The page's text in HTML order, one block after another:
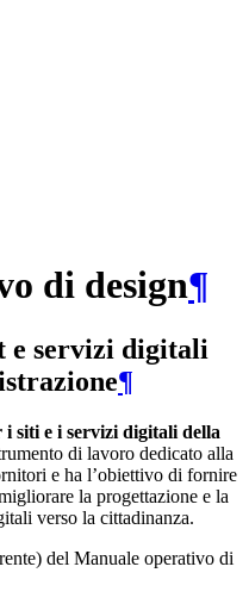
di design¶
e servizi digitali
¶
siti e i servizi digitali della
di lavoro dedicato alla
e ha l’obiettivo di fornire
la progettazione e la
verso la cittadinanza.
del Manuale operativo di